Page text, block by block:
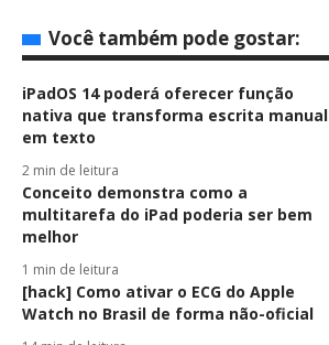
Você também pode gostar:
iPadOS 14 poderá oferecer função
nativa que transforma escrita manual
em texto
2 min de leitura
Conceito demonstra como a
multitarefa do iPad poderia ser bem
melhor
1 min de leitura
[hack] Como ativar o ECG do Apple
Watch no Brasil de forma não-oficial